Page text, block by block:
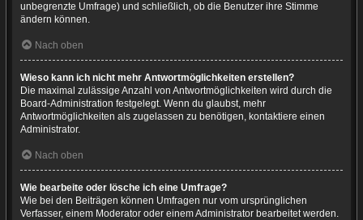
unbegrenzte Umfrage) und schließlich, ob die Benutzer ihre Stimme
ändern können.
Nach oben
Wieso kann ich nicht mehr Antwortmöglichkeiten erstellen?
Die maximal zulässige Anzahl von Antwortmöglichkeiten wird durch die
Board-Administration festgelegt. Wenn du glaubst, mehr
Antwortmöglichkeiten als zugelassen zu benötigen, kontaktiere einen
Administrator.
Nach oben
Wie bearbeite oder lösche ich eine Umfrage?
Wie bei den Beiträgen können Umfragen nur vom ursprünglichen
Verfasser, einem Moderator oder einem Administrator bearbeitet werden.